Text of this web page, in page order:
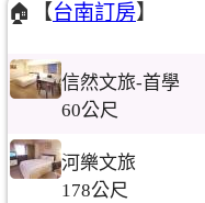
🏠【台南訂房】
信然文旅-首學
60公尺
河樂文旅
178公尺